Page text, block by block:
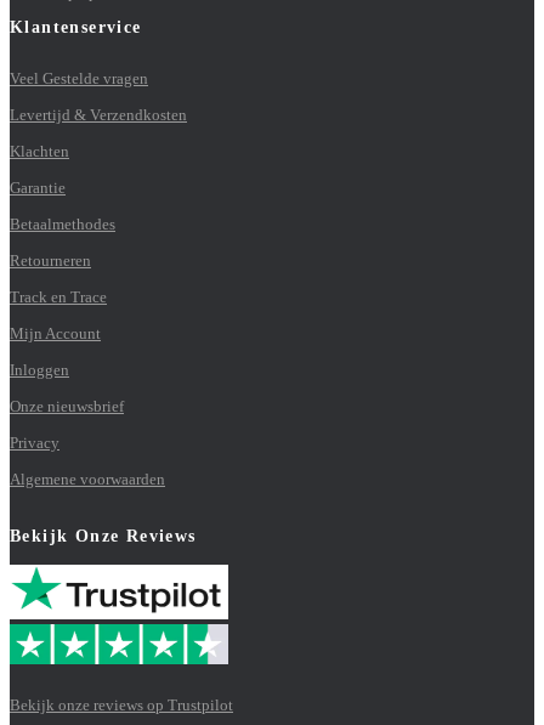
Klantenservice
Veel Gestelde vragen
Levertijd & Verzendkosten
Klachten
Garantie
Betaalmethodes
Retourneren
Track en Trace
Mijn Account
Inloggen
Onze nieuwsbrief
Privacy
Algemene voorwaarden
Bekijk Onze Reviews
Bekijk onze reviews op Trustpilot